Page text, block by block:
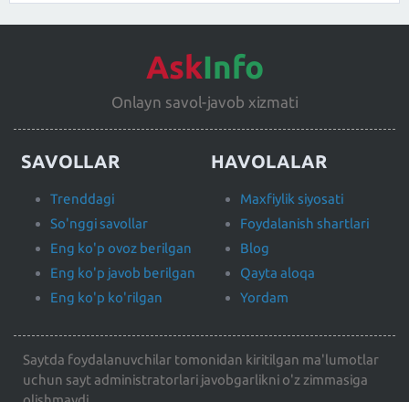
AskInfo
Onlayn savol-javob xizmati
SAVOLLAR
Trenddagi
So'nggi savollar
Eng ko'p ovoz berilgan
Eng ko'p javob berilgan
Eng ko'p ko'rilgan
HAVOLALAR
Maxfiylik siyosati
Foydalanish shartlari
Blog
Qayta aloqa
Yordam
Saytda foydalanuvchilar tomonidan kiritilgan ma'lumotlar
uchun sayt administratorlari javobgarlikni o'z zimmasiga